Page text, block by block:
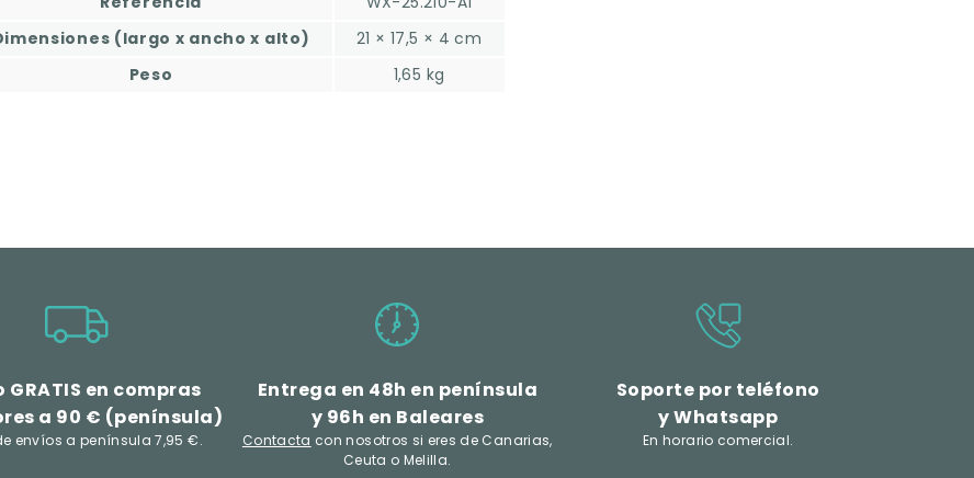
(largo x ancho x alto)
21 × 17,5 × 4 cm
Peso
1,65 kg
GRATIS en compras
a 90 € (península)
envíos a península 7,95 €.
Entrega en 48h en península
y 96h en Baleares
Contacta con nosotros si eres de Canarias,
Ceuta o Melilla.
Soporte por teléfono
y Whatsapp
En horario comercial.